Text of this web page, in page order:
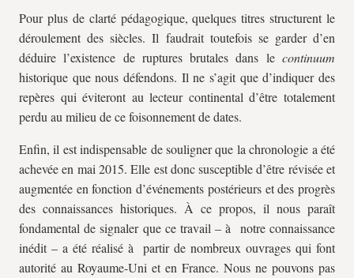
Pour plus de clarté pédagogique, quelques titres structurent le
déroulement des siècles. Il faudrait toutefois se garder d’en
déduire l’existence de ruptures brutales dans le continuum
historique que nous défendons. Il ne s’agit que d’indiquer des
repères qui éviteront au lecteur continental d’être totalement
perdu au milieu de ce foisonnement de dates.
Enfin, il est indispensable de souligner que la chronologie a été
achevée en mai 2015. Elle est donc susceptible d’être révisée et
augmentée en fonction d’événements postérieurs et des progrès
des connaissances historiques. À ce propos, il nous paraît
fondamental de signaler que ce travail – à notre connaissance
inédit – a été réalisé à partir de nombreux ouvrages qui font
autorité au Royaume-Uni et en France. Nous ne pouvons pas